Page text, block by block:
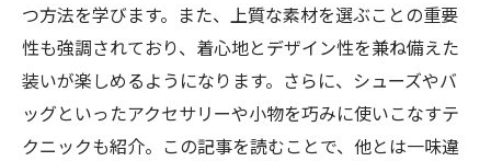
つ方法を学びます。また、上質な素材を選ぶことの重要
性も強調されており、着心地とデザイン性を兼ね備えた
装いが楽しめるようになります。さらに、シューズやバ
ッグといったアクセサリーや小物を巧みに使いこなすテ
クニックも紹介。この記事を読むことで、他とは一味違